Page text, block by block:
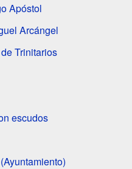
Apóstol
Arcángel
Trinitarios
escudos